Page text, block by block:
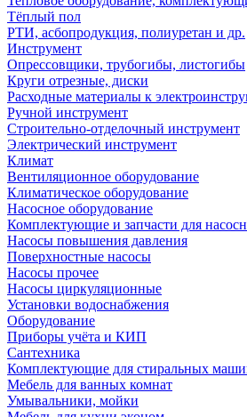
Тёплый пол
РТИ, асбопродукция, полиуретан и др.
Инструмент
Опрессовщики, трубогибы, листогибы
Круги отрезные, диски
Расходные материалы к
Ручной инструмент
Строительно-отделочный инструмент
Электрический инструмент
Климат
Вентиляционное оборудование
Климатическое оборудование
Насосное оборудование
Комплектующие и запчасти для
Насосы повышения давления
Поверхностные насосы
Насосы прочее
Насосы циркуляционные
Установки водоснабжения
Оборудование
Приборы учёта и КИП
Сантехника
Комплектующие для стиральных
Мебель для ванных комнат
Умывальники, мойки